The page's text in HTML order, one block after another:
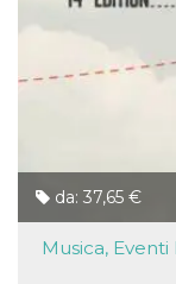
da: 37,65 €
Musica, Eventi